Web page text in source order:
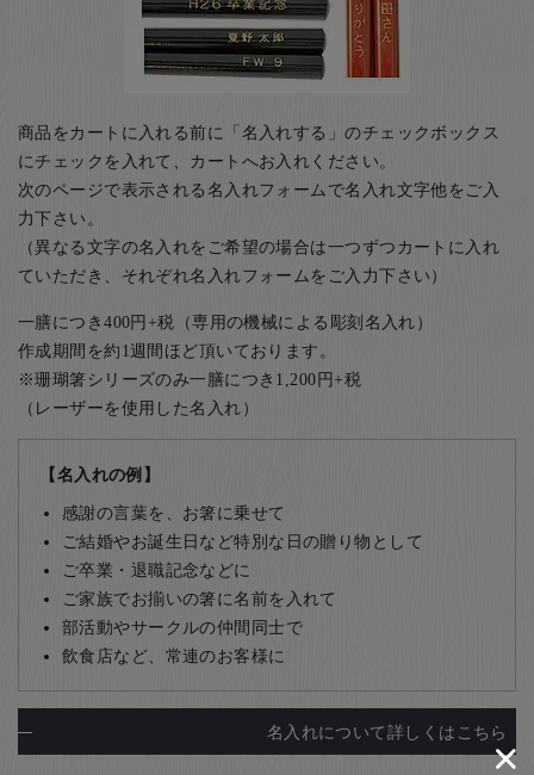
商品をカートに入れる前に「名入れする」のチェックボックス
にチェックを入れて、カートへお入れください。
次のページで表示される名入れフォームで名入れ文字他をご入
力下さい。
（異なる文字の名入れをご希望の場合は一つずつカートに入れ
ていただき、それぞれ名入れフォームをご入力下さい）
一膳につき400円+税（専用の機械による彫刻名入れ）
作成期間を約1週間ほど頂いております。
※珊瑚箸シリーズのみ一膳につき1,200円+税
（レーザーを使用した名入れ）
【名入れの例】
感謝の言葉を、お箸に乗せて
ご結婚やお誕生日など特別な日の贈り物として
ご卒業・退職記念などに
ご家族でお揃いの箸に名前を入れて
部活動やサークルの仲間同士で
飲食店など、常連のお客様に
名入れについて詳しくはこちら